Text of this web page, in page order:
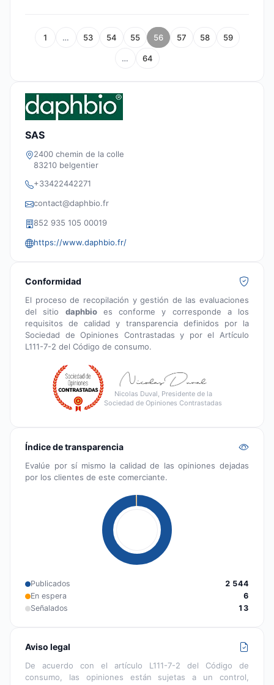
1 … 53 54 55 56 57 58 59
… 64
SAS
2400 chemin de la colle
83210 belgentier
+33422442271
contact@daphbio.fr
852 935 105 00019
https://www.daphbio.fr/
Conformidad
El proceso de recopilación y gestión de las evaluaciones
del sitio daphbioes conforme y corresponde a los
requisitos de calidad y transparencia definidos por la
Sociedad de Opiniones Contrastadas y por el Artículo
L111-7-2 del Código de consumo.
Nicolas Duval, Presidente de la
Sociedad de Opiniones Contrastadas
Índice de transparencia
Evalúe por sí mismo la calidad de las opiniones dejadas
por los clientes de este comerciante.
Publicados
2 544
En espera
6
Señalados
13
Aviso legal
De acuerdo con el artículo L111-7-2 del Código de
consumo, las opiniones están sujetas a un control,